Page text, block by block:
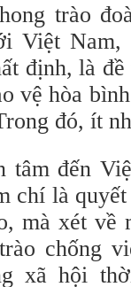
trào
Việt
định, là đề
vệ hòa
đó, ít
tâm đến
chí là
mà xét về
chống
xã hội